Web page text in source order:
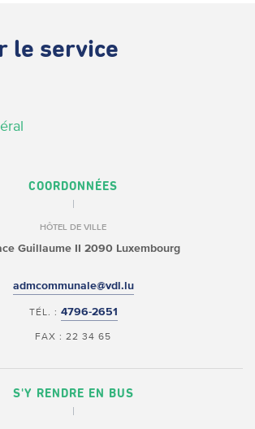
le service
COORDONNÉES
HÔTEL DE VILLE
Guillaume II 2090 Luxembourg
admcommunale@vdl.lu
TÉL. : 4796-2651
FAX : 22 34 65
S'Y RENDRE EN BUS